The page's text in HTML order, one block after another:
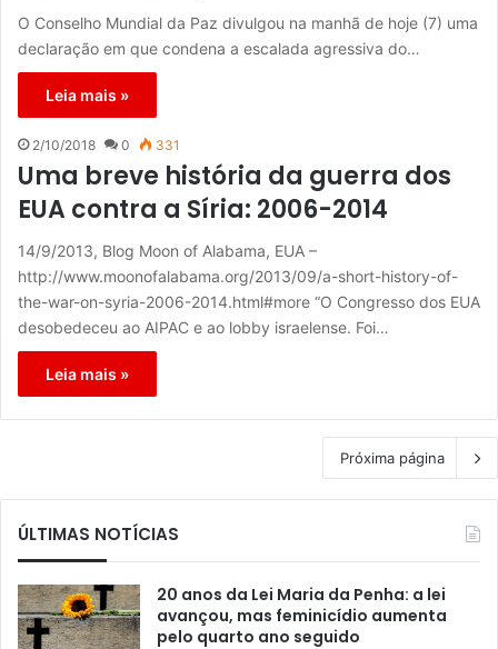
O Conselho Mundial da Paz divulgou na manhã de hoje (7) uma
declaração em que condena a escalada agressiva do…
Leia mais »
2/10/2018 0 331
Uma breve história da guerra dos
EUA contra a Síria: 2006-2014
14/9/2013, Blog Moon of Alabama, EUA –
http://www.moonofalabama.org/2013/09/a-short-history-of-
the-war-on-syria-2006-2014.html#more “O Congresso dos EUA
desobedeceu ao AIPAC e ao lobby israelense. Foi…
Leia mais »
Próxima página
ÚLTIMAS NOTÍCIAS
20 anos da Lei Maria da Penha: a lei
avançou, mas feminicídio aumenta
pelo quarto ano seguido